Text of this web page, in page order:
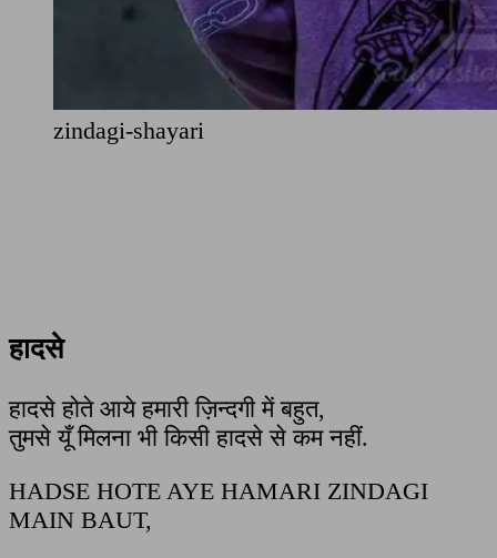
zindagi-shayari
हादसे
हादसे होते आये हमारी ज़िन्दगी में बहुत,
तुमसे यूँ मिलना भी किसी हादसे से कम नहीं.
HADSE HOTE AYE HAMARI ZINDAGI
MAIN BAUT,